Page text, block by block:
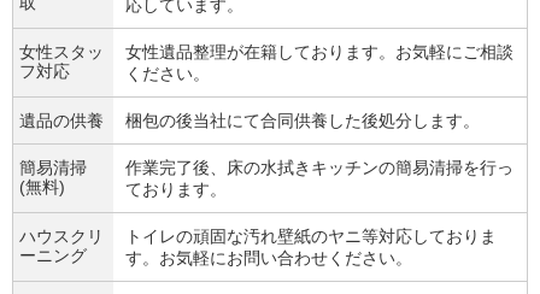
応しています。
女性スタッ
フ対応
女性遺品整理が在籍しております。お気軽にご相談
ください。
遺品の供養 梱包の後当社にて合同供養した後処分します。
簡易清掃
(無料)
作業完了後、床の水拭きキッチンの簡易清掃を行っ
ております。
ハウスクリ
ーニング
トイレの頑固な汚れ壁紙のヤニ等対応しておりま
す。お気軽にお問い合わせください。